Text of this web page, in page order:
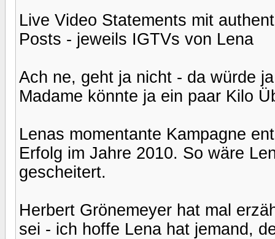
Live Video Statements mit
Posts - jeweils IGTVs von Lena
Ach ne, geht ja nicht - da würde
Madame könnte ja ein paar Kilo
Lenas momentante Kampagne
Erfolg im Jahre 2010. So wäre
gescheitert.
Herbert Grönemeyer hat mal
sei - ich hoffe Lena hat jemand,